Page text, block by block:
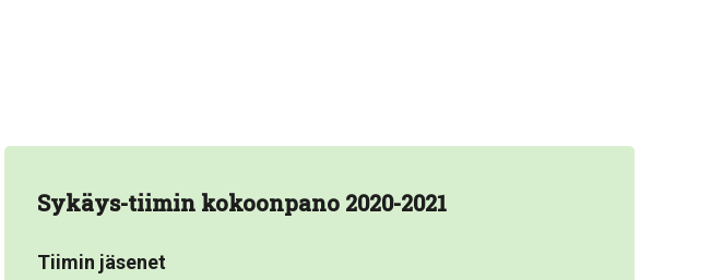
Sykäys-tiimin kokoonpano 2020-2021
Tiimin jäsenet